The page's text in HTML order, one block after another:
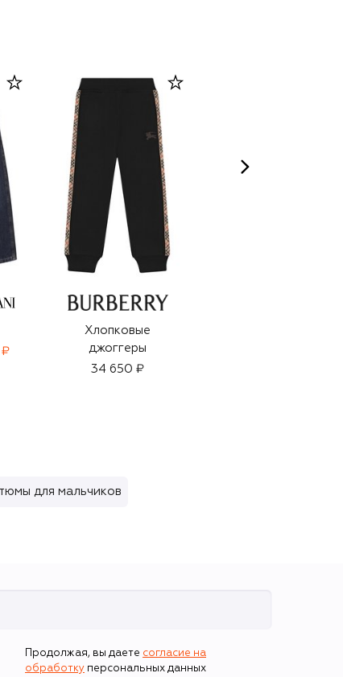
₽
Хлопковые
джоггеры
34 650 ₽
для мальчиков
Продолжая, вы даете согласие на
обработку персональных данных